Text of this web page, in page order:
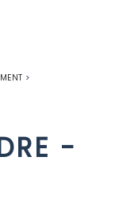
>
-